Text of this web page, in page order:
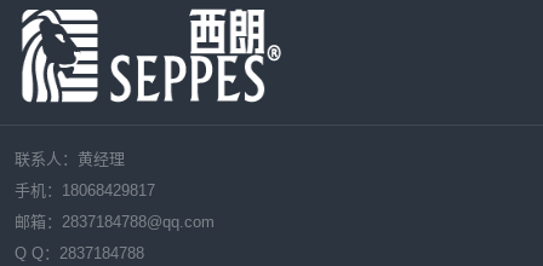
联系人：黄经理
手机：18068429817
邮箱： 2837184788@qq.com
Q Q： 2837184788